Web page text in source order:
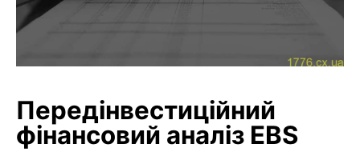
Передінвестиційний
фінансовий аналіз EBS